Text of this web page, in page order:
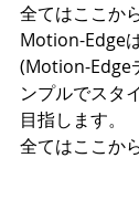
全てはここか
Motion-Edge
(Motion-Edge
ンプルでスタ
目指します。
全てはここか